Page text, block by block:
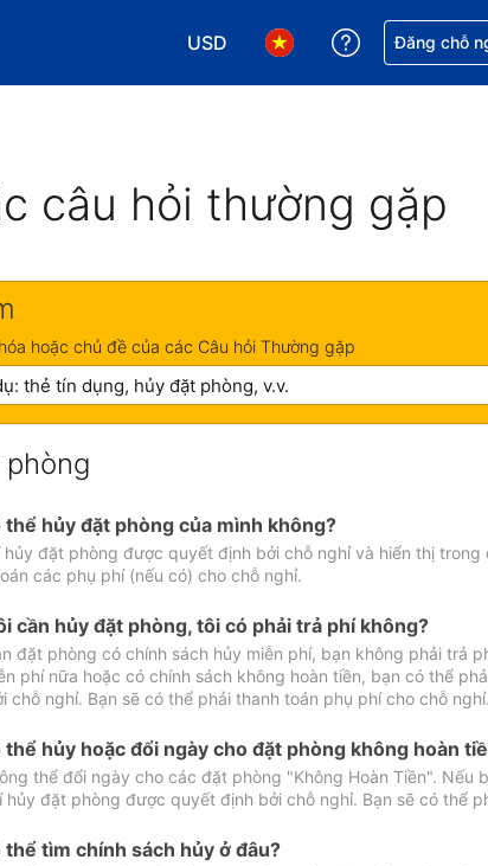
USD
Chọn loại tiền tệ của bạn. Loại
Chọn ngôn ngữ của
Nhận trợ
Đăng chỗ
câu hỏi thường gặp
hoặc chủ đề của các Câu hỏi Thường gặp
phòng
thể hủy đặt phòng của mình không?
hủy đặt phòng được quyết định bởi chỗ nghỉ và hiển thị
các phụ phí (nếu có) cho chỗ nghỉ.
cần hủy đặt phòng, tôi có phải trả phí không?
đặt phòng có chính sách hủy miễn phí, bạn không phải trả
phí nữa hoặc có chính sách không hoàn tiền, bạn có thể
chỗ nghỉ. Bạn sẽ có thể phải thanh toán phụ phí cho chỗ nghỉ.
thể hủy hoặc đổi ngày cho đặt phòng không hoàn
thể đổi ngày cho các đặt phòng "Không Hoàn Tiền". Nếu
hủy đặt phòng được quyết định bởi chỗ nghỉ. Bạn sẽ có thể
thể tìm chính sách hủy ở đâu?